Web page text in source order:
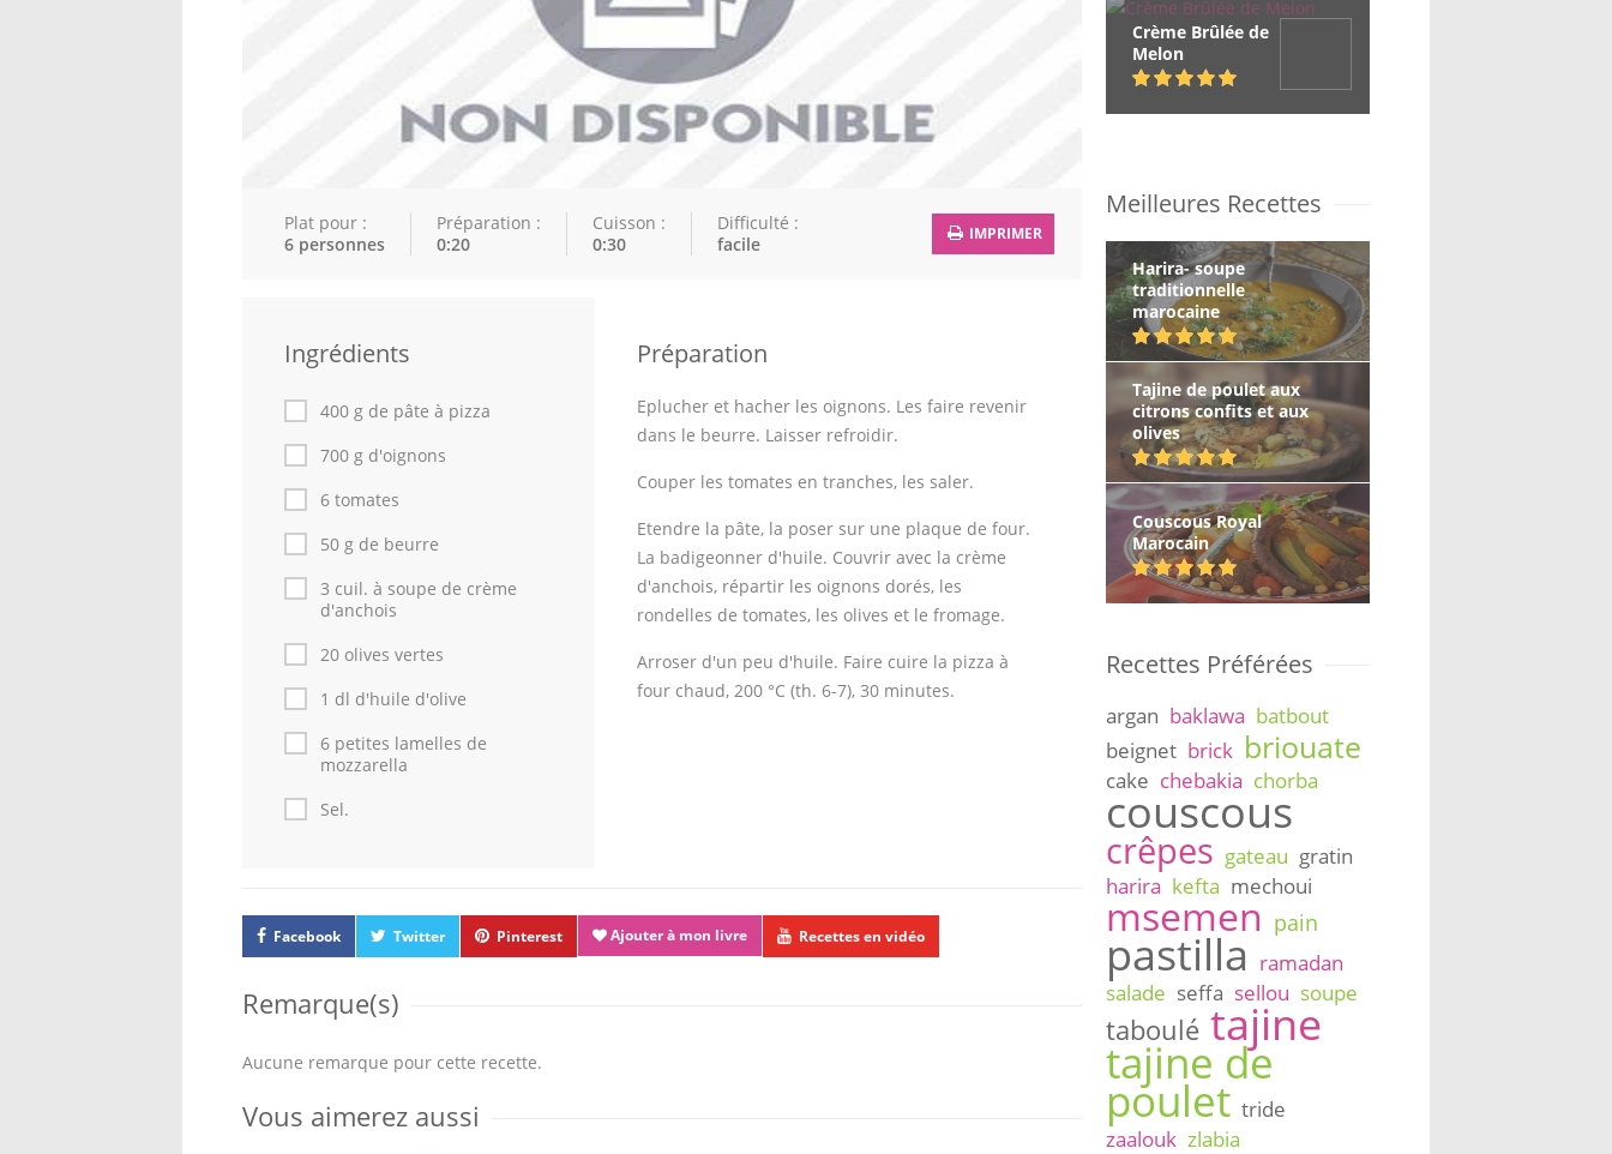
Plat pour :
6 personnes
Préparation :
0:20
Cuisson :
0:30
Difficulté :
facile
IMPRIMER
Ingrédients
400 g de pâte à pizza
700 g d'oignons
6 tomates
50 g de beurre
3 cuil. à soupe de crème
d'anchois
20 olives vertes
1 dl d'huile d'olive
6 petites lamelles de
mozzarella
Sel.
Préparation
Eplucher et hacher les oignons. Les faire revenir
dans le beurre. Laisser refroidir.
Couper les tomates en tranches, les saler.
Etendre la pâte, la poser sur une plaque de four.
La badigeonner d'huile. Couvrir avec la crème
d'anchois, répartir les oignons dorés, les
rondelles de tomates, les olives et le fromage.
Arroser d'un peu d'huile. Faire cuire la pizza à
four chaud, 200 °C (th. 6-7), 30 minutes.
Facebook Twitter Pinterest Ajouter à mon livre Recettes en vidéo
Remarque(s)
Aucune remarque pour cette recette.
Vous aimerez aussi
Crème Brûlée de
Melon
Meilleures Recettes
Harira- soupe
traditionnelle
marocaine
Tajine de poulet aux
citrons confits et aux
olives
Couscous Royal
Marocain
Recettes Préférées
argan baklawa batbout
beignet brick briouate
cake chebakia chorba
couscous
crêpes gateau gratin
harira kefta mechoui
msemen pain
pastilla ramadan
salade seffa sellou soupe
taboulé tajine
tajine de
poulet tride
zaalouk zlabia